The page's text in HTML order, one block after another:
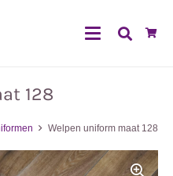
128
Welpen uniform maat 128